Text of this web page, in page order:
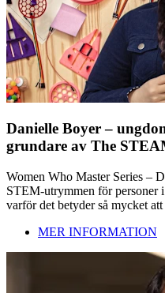
Danielle Boyer –
grundare av The
Women Who Master Series –
STEM-utrymmen för personer
varför det betyder så mycket
MER INFORMATION